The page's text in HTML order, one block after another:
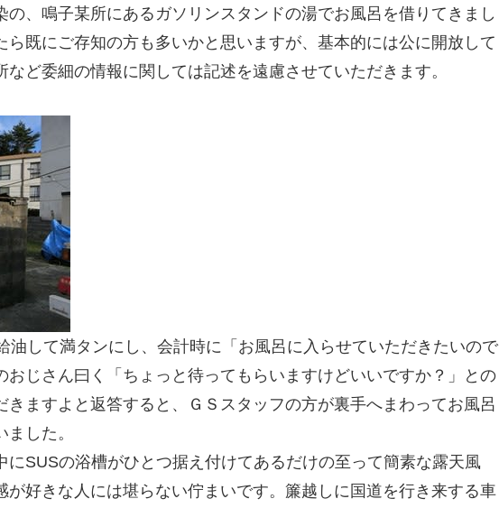
、鳴子某所にあるガソリンスタンドの湯でお風呂を借りてきまし
ら既にご存知の方も多いかと思いますが、基本的には公に開放して
ど委細の情報に関しては記述を遠慮させていただきます。
油して満タンにし、会計時に「お風呂に入らせていただきたいので
じさん曰く「ちょっと待ってもらいますけどいいですか？」との
きますよと返答すると、ＧＳスタッフの方が裏手へまわってお風呂
した。
にSUSの浴槽がひとつ据え付けてあるだけの至って簡素な露天風
が好きな人には堪らない佇まいです。簾越しに国道を行き来する車